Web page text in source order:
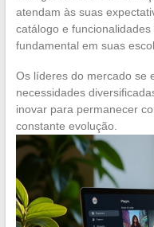
atendam às suas
catálogo e
fundamental em suas
Os líderes do mercado se
necessidades
inovar para permanecer
constante evolução.